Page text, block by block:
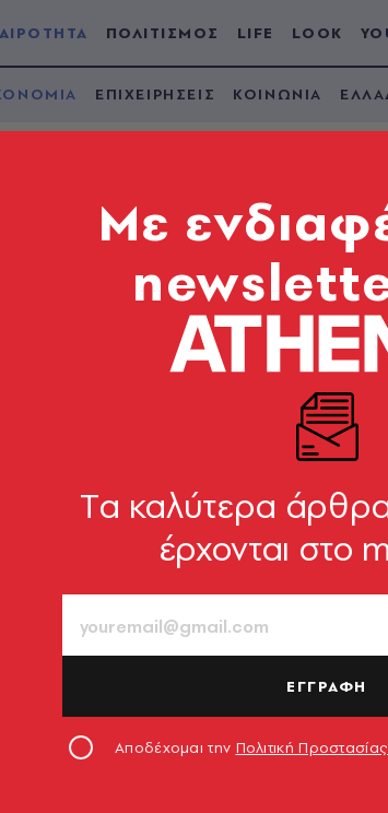
ΠΟΛΙΤΙΣΜΟΣ LIFE LOOK
ΕΠΙΧΕΙΡΗΣΕΙΣ ΚΟΙΝΩΝΙΑ
στον Δήμο
να βρεθούν στο δρόμο
Mε
Tα καλύτερα
έρχονται στο
ΕΓΓΡΑΦΗ
Αποδέχομαι την Πολιτική